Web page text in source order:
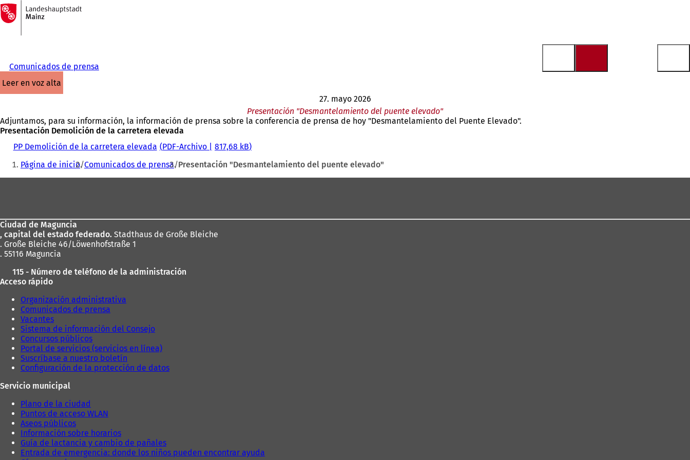
Saltar al contenido
A
la
página
Comunicados de prensa
leer en voz alta
27. mayo 2026
Presentación "Desmantelamiento del puente elevado"
Adjuntamos, para su información, la información de prensa sobre la conferencia de prensa de hoy "Desmantelamiento del Puente Elevado".
Presentación Demolición de la carretera elevada
PP Demolición de la carretera elevada
PDF-Archivo 817,68 kB
Estás
aquí:
Página de inicio Comunicados de prensa Presentación "Desmantelamiento del puente elevado"
pies
Ciudad de Maguncia
, capital del estado federado. Stadthaus de Große Bleiche
. Große Bleiche 46/Löwenhofstraße 1
. 55116 Maguncia
115 - Número de teléfono de la administración
Acceso rápido
Organización administrativa
Comunicados de prensa
Vacantes
Sistema de información del Consejo
Concursos públicos
Portal de servicios (servicios en línea)
Suscríbase a nuestro boletín
Configuración de la protección de datos
Servicio municipal
Plano de la ciudad
Puntos de acceso WLAN
Aseos públicos
Información sobre horarios
Guía de lactancia y cambio de pañales
Entrada de emergencia: donde los niños pueden encontrar ayuda